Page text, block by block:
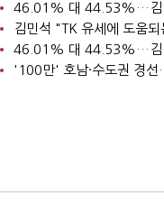
46.01% 대 44.53%…김
46.01% 대 44.53%…김
'100만' 호남·수도권 경